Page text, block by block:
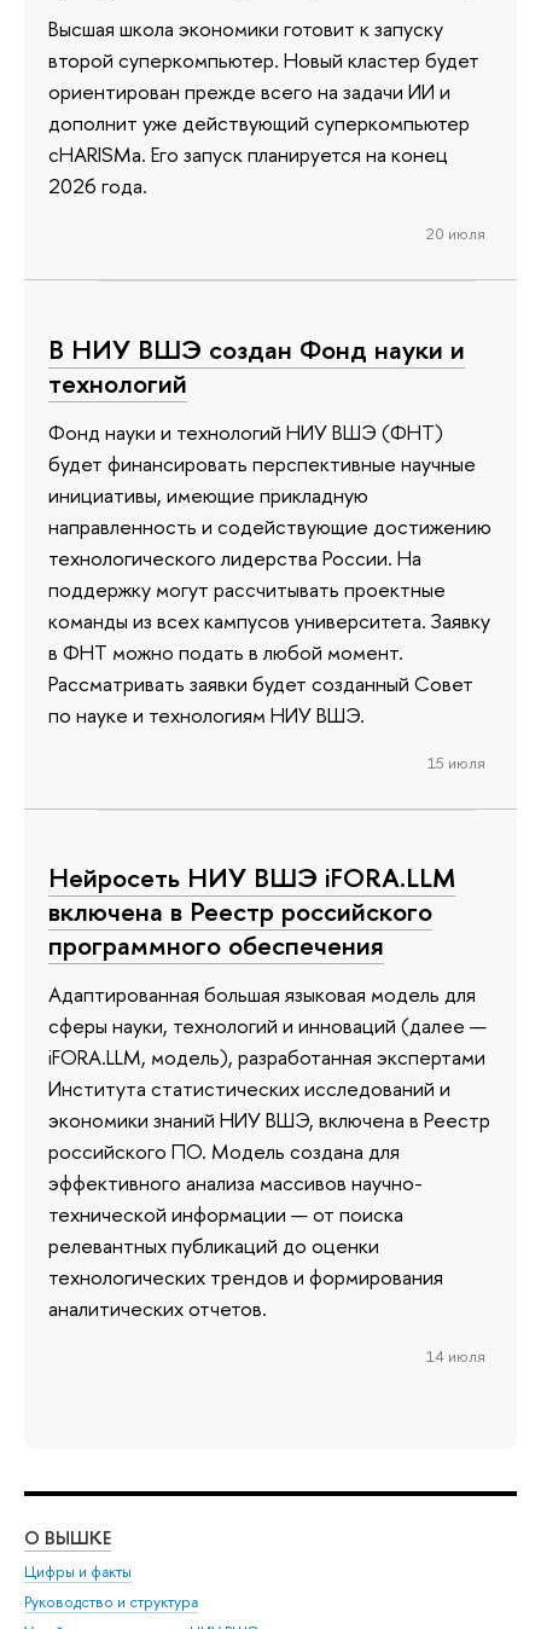
Высшая школа экономики готовит к запуску
второй суперкомпьютер. Новый кластер будет
ориентирован прежде всего на задачи ИИ и
дополнит уже действующий суперкомпьютер
cHARISMa. Его запуск планируется на конец
2026 года.
20 июля
В НИУ ВШЭ создан Фонд науки и
технологий
Фонд науки и технологий НИУ ВШЭ (ФНТ)
будет финансировать перспективные научные
инициативы, имеющие прикладную
направленность и содействующие достижению
технологического лидерства России. На
поддержку могут рассчитывать проектные
команды из всех кампусов университета. Заявку
в ФНТ можно подать в любой момент.
Рассматривать заявки будет созданный Совет
по науке и технологиям НИУ ВШЭ.
15 июля
Нейросеть НИУ ВШЭ iFORA.LLM
включена в Реестр российского
программного обеспечения
Адаптированная большая языковая модель для
сферы науки, технологий и инноваций (далее —
iFORA.LLM, модель), разработанная экспертами
Института статистических исследований и
экономики знаний НИУ ВШЭ, включена в Реестр
российского ПО. Модель создана для
эффективного анализа массивов научно-
технической информации — от поиска
релевантных публикаций до оценки
технологических трендов и формирования
аналитических отчетов.
14 июля
О ВЫШКЕ
Цифры и факты
Руководство и структура